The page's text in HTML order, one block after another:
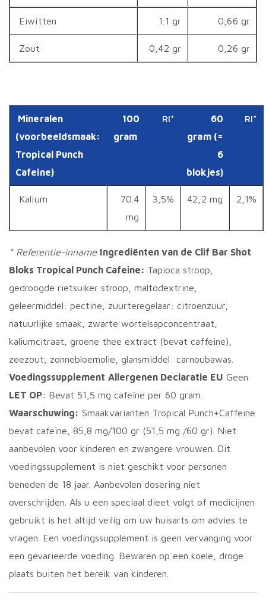
Eiwitten 1.1 gr 0,66 gr
Zout 0,42 gr 0,26 gr
Mineralen
(voorbeeldsmaak:
Tropical Punch
Cafeine)
100
gram
RI*
60
gram (=
6
blokjes)
RI*
Kalium
70.4
mg
3,5% 42,2 mg 2,1%
* Referentie-inname Ingrediënten van de Clif Bar Shot
Bloks Tropical Punch Cafeine: Tapioca stroop,
gedroogde rietsuiker stroop, maltodextrine,
geleermiddel: pectine, zuurteregelaar: citroenzuur,
natuurlijke smaak, zwarte wortelsapconcentraat,
kaliumcitraat, groene thee extract (bevat caffeine),
zeezout, zonnebloemolie, glansmiddel: carnoubawas.
Voedingssupplement Allergenen Declaratie EU Geen
LET OP: Bevat 51,5 mg cafeïne per 60 gram.
Waarschuwing: Smaakvarianten Tropical Punch+Caffeine
bevat cafeïne, 85,8 mg/100 gr (51,5 mg /60 gr). Niet
aanbevolen voor kinderen en zwangere vrouwen. Dit
voedingssupplement is niet geschikt voor personen
beneden de 18 jaar. Aanbevolen dosering niet
overschrijden. Als u een speciaal dieet volgt of medicijnen
gebruikt is het altijd veilig om uw huisarts om advies te
vragen. Een voedingssupplement is geen vervanging voor
een gevarieerde voeding. Bewaren op een koele, droge
plaats buiten het bereik van kinderen.